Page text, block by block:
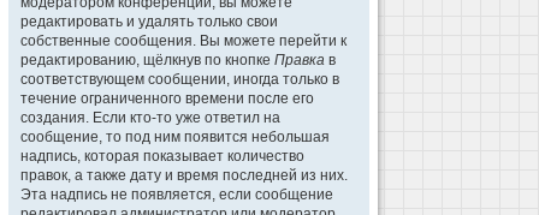
редактировать и удалять только свои
собственные сообщения. Вы можете перейти к
редактированию, щёлкнув по кнопке Правка в
соответствующем сообщении, иногда только в
течение ограниченного времени после его
создания. Если кто-то уже ответил на
сообщение, то под ним появится небольшая
надпись, которая показывает количество
правок, а также дату и время последней из них.
Эта надпись не появляется, если сообщение